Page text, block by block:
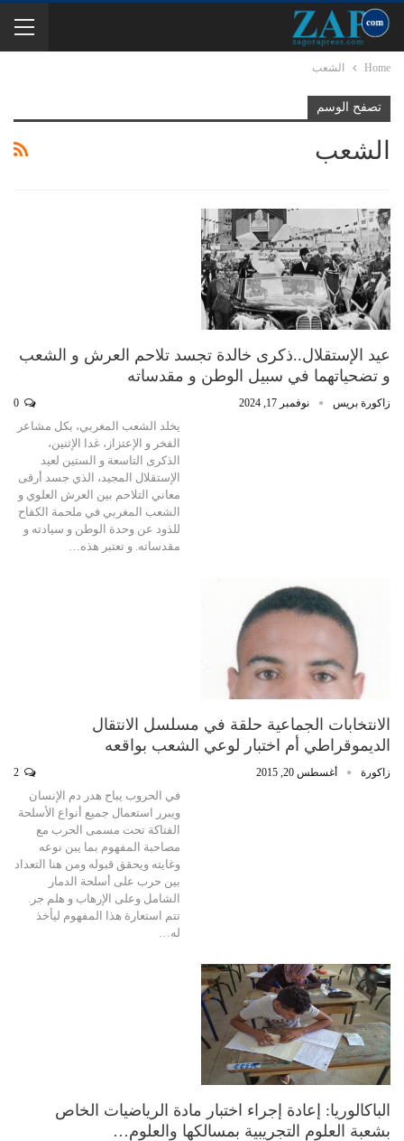
Home الشعب
تصفح الوسم
الشعب
عيد الإستقلال..ذكرى خالدة تجسد تلاحم العرش و الشعب
و تضحياتهما في سبيل الوطن و مقدساته
زاكورة بريس نوفمبر 17, 2024
يخلد الشعب المغربي، بكل مشاعر
الفخر و الإعتزاز، غدا الإثنين،
الذكرى التاسعة و الستين لعيد
الإستقلال المجيد، الذي جسد أرقى
معاني التلاحم بين العرش العلوي و
الشعب المغربي في ملحمة الكفاح
للذود عن وحدة الوطن و سيادته و
مقدساته. و تعتبر هذه…
الانتخابات الجماعية حلقة في مسلسل الانتقال
الديموقراطي أم اختبار لوعي الشعب بواقعه
زاكورة أغسطس 20, 2015
في الحروب يباح هدر دم الإنسان
ويبرر استعمال جميع أنواع الأسلحة
الفتاكة تحت مسمى الحرب مع
مصاحبة المفهوم بما يبن نوعه
وغايته ويحقق قبوله ومن هنا التعداد
بين حرب على أسلحة الدمار
الشامل وعلى الإرهاب و هلم جر.
تتم استعارة هذا المفهوم ليأخذ
له…
الباكالوريا: إعادة إجراء اختبار مادة الرياضيات الخاص
بشعبة العلوم التجريبية بمسالكها والعلوم…